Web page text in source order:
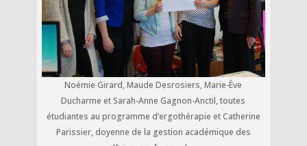
Noémie Girard, Maude Desrosiers, Marie-Ève
Ducharme et Sarah-Anne Gagnon-Anctil, toutes
étudiantes au programme d’ergothérapie et Catherine
Parissier, doyenne de la gestion académique des